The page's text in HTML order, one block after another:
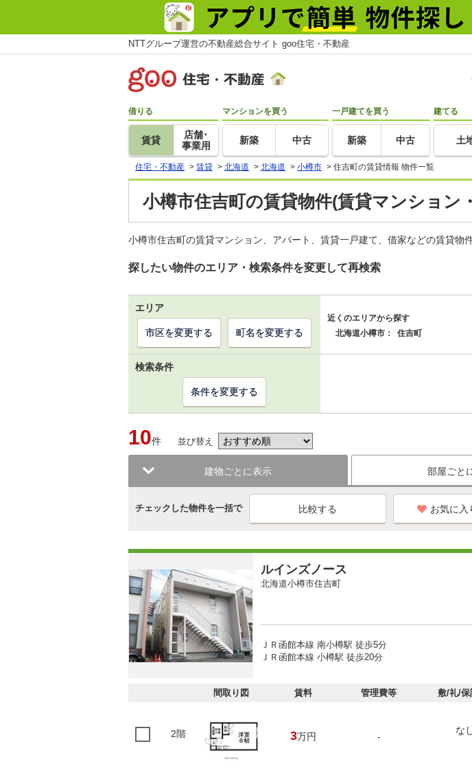
NTTグループ運営の不動産総合サイト goo住宅・不動産
借りる
賃貸
店舗･
事業用
マンションを買う
新築 中古
一戸建てを買う
新築 中古
建てる
土
住宅・不動産 > 賃貸 > 北海道 > 北海道 > 小樽市 > 住吉町の賃貸情報 物件一覧
小樽市住吉町の賃貸物件(賃貸マンション
小樽市住吉町の賃貸マンション、アパート、賃貸一戸建て、借家などの賃貸物
探したい物件のエリア・検索条件を変更して再検索
エリア
近くのエリアから探す
北海道小樽市：
住吉町
市区を変更する 町名を変更する
検索条件
条件を変更する
10件 並び替え
建物ごとに表示 部屋ごと
チェックした物件を一括で お気に入
ルインズノース
北海道小樽市住吉町
ＪＲ函館本線 南小樽駅 徒歩5分
ＪＲ函館本線 小樽駅 徒歩20分
間取り図 賃料 管理費等 敷/礼/保
2階 3万円 -
な